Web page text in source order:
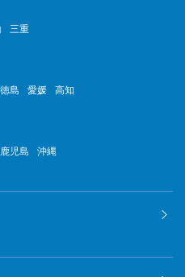
三重
徳島 愛媛 高知
鹿児島 沖縄